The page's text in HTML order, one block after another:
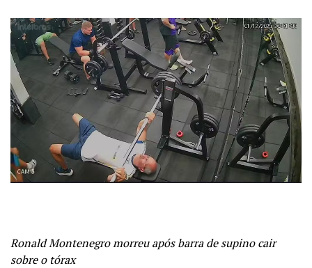
Ronald Montenegro morreu após barra de supino cair
sobre o tórax